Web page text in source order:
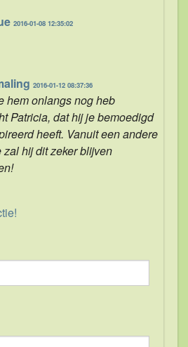
2016-01-08 12:35:02
2016-01-12 08:37:36
hem onlangs nog heb
Patricia, dat hij je bemoedigd
heeft. Vanuit een andere
hij dit zeker blijven